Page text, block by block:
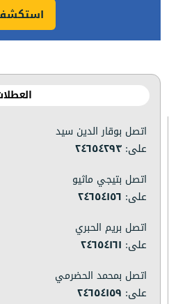
اتصل بوقار الدين سيد
على: ٢٤٦٥٤٢٩٣
اتصل بتيجي ماثيو
على: ٢٤٦٥٤١٥٦
اتصل بريم الحبري
على: ٢٤٦٥٤١٦١
اتصل بمحمد الحضرمي
على: ٢٤٦٥٤١٥٩